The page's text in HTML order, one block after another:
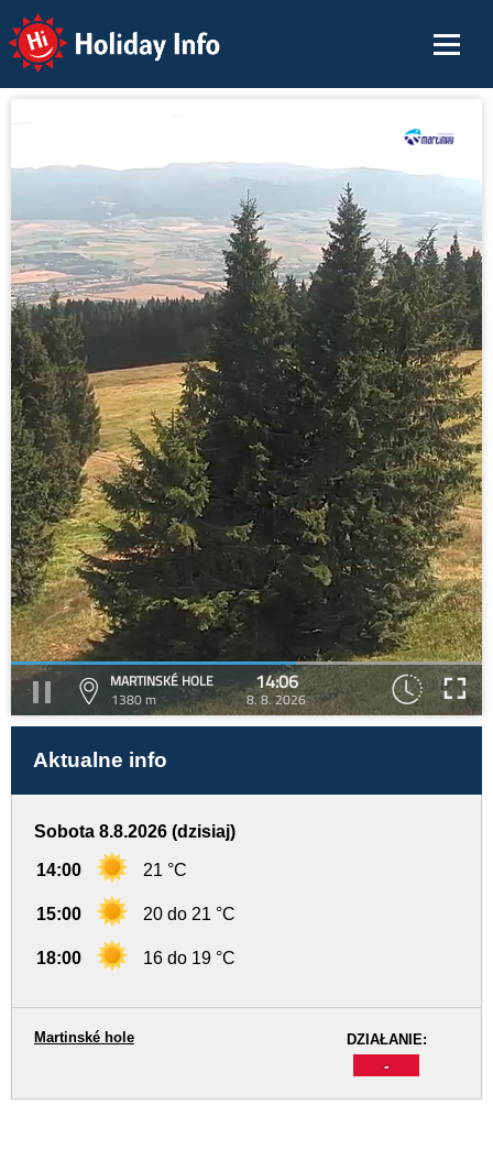
Holiday Info
MARTINSKÉ HOLE
1380 m
14:06
8. 8. 2026
Aktualne info
Sobota 8.8.2026 (dzisiaj)
14:00 21 °C
15:00 20 do 21 °C
18:00 16 do 19 °C
DZIAŁANIE:
-
Martinské hole